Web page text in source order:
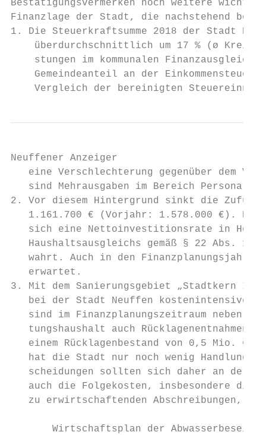
Bestätigungsvermerken noch weitere
Finanzlage der Stadt, die nachstehend
1. Die Steuerkraftsumme 2018 der Stadt
überdurchschnittlich um 17 % (ø
stungen im kommunalen Finanzausgleich
Gemeindeanteil an der Einkommensteuer
Vergleich der bereinigten
Neuffener Anzeiger
eine Verschlechterung gegenüber dem
sind Mehrausgaben im Bereich Personal
2. Vor diesem Hintergrund sinkt die
1.161.700 € (Vorjahr: 1.578.000 €).
sich eine Nettoinvestitionsrate in
Haushaltsausgleichs gemäß § 22 Abs. 1
wahrt. Auch in den
erwartet.
3. Mit dem Sanierungsgebiet „Stadtkern
bei der Stadt Neuffen kostenintensive
sind im Finanzplanungszeitraum neben
tungshaushalt auch Rücklagenentnahmen
einem Rücklagenbestand von 0,5 Mio. €
hat die Stadt nur noch wenig
scheidungen sollten sich daher an der
auch die Folgekosten, insbesondere die
zu erwirtschaftenden Abschreibungen,
Wirtschaftsplan der